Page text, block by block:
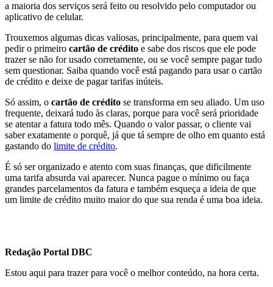
a maioria dos serviços será feito ou resolvido pelo computador ou
aplicativo de celular.
Trouxemos algumas dicas valiosas, principalmente, para quem vai
pedir o primeiro cartão de crédito e sabe dos riscos que ele pode
trazer se não for usado corretamente, ou se você sempre pagar tudo
sem questionar. Saiba quando você está pagando para usar o cartão
de crédito e deixe de pagar tarifas inúteis.
Só assim, o cartão de crédito se transforma em seu aliado. Um uso
frequente, deixará tudo às claras, porque para você será prioridade
se atentar a fatura todo mês. Quando o valor passar, o cliente vai
saber exatamente o porquê, já que tá sempre de olho em quanto está
gastando do limite de crédito.
É só ser organizado e atento com suas finanças, que dificilmente
uma tarifa absurda vai aparecer. Nunca pague o mínimo ou faça
grandes parcelamentos da fatura e também esqueça a ideia de que
um limite de crédito muito maior do que sua renda é uma boa ideia.
Redação Portal DBC
Estou aqui para trazer para você o melhor conteúdo, na hora certa.